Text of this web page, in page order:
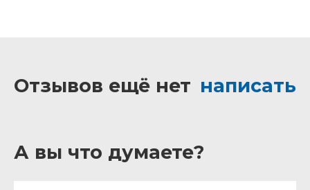
Отзывов ещё нет написать
А вы что думаете?